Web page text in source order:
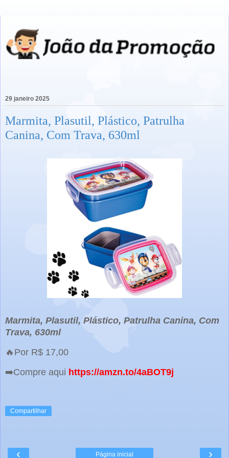
29 janeiro 2025
Marmita, Plasutil, Plástico, Patrulha
Canina, Com Trava, 630ml
Marmita, Plasutil, Plástico, Patrulha Canina, Com
Trava, 630ml
🔥Por R$ 17,00
➡️Compre aqui https://amzn.to/4aBOT9j
Compartilhar
‹ ›
Página inicial